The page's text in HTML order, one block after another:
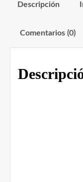
Descripción
Comentarios (0)